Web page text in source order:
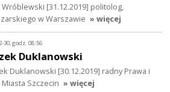
[31.12.2019] politolog,
w Warszawie » więcej
30, godz. 08:56
Duklanowski
Duklanowski [30.12.2019] radny Prawa i
Szczecin » więcej